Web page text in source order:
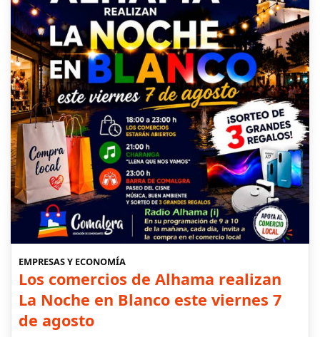
EMPRESAS Y ECONOMÍA
Los comercios de Alhama realizan
La Noche en Blanco este viernes 7
de agosto